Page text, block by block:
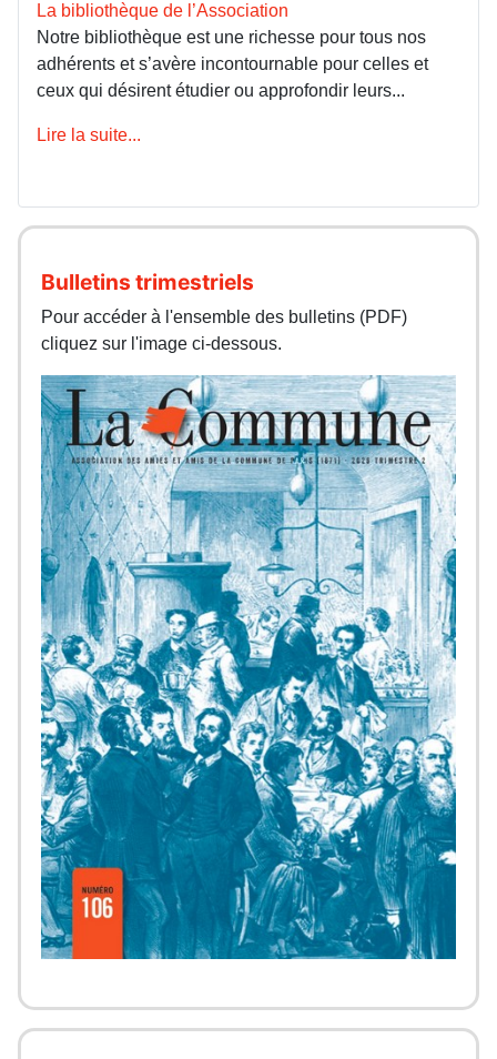
La bibliothèque de l’Association
Notre bibliothèque est une richesse pour tous nos
adhérents et s’avère incontournable pour celles et
ceux qui désirent étudier ou approfondir leurs...
Lire la suite...
Bulletins trimestriels
Pour accéder à l'ensemble des bulletins (PDF)
cliquez sur l'image ci-dessous.